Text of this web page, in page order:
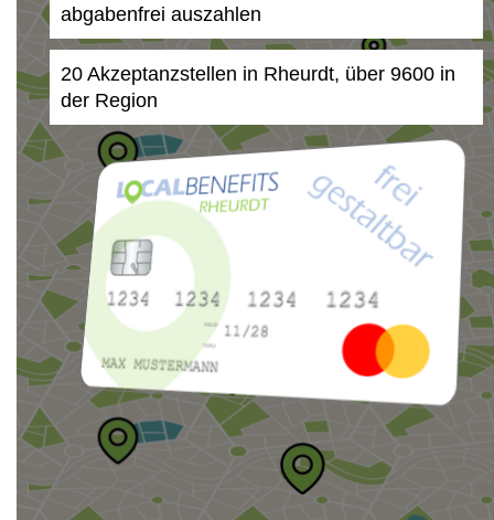
abgabenfrei auszahlen
20 Akzeptanzstellen in Rheurdt, über 9600 in
der Region